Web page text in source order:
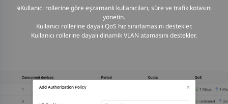
จKullanıcı rollerine göre eşzamanlı kullanıcıları, süre ve trafik kotasını
yönetin.
Kullanıcı rollerine dayalı QoS hız sınırlamasını destekler.
Kullanıcı rollerine dayalı dinamik VLAN atamasını destekler.